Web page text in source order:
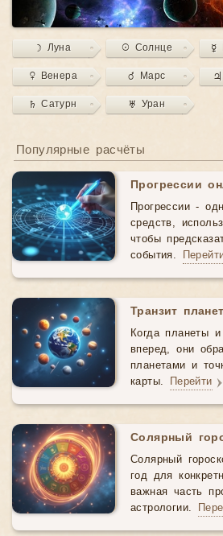
☽ Луна ☉ Солнце ☿
♀ Венера ♂ Марс ♃
♄ Сатурн ♅ Уран
Популярные расчёты
Прогрессии
Прогрессии -
средств,
чтобы
события.
Транзит
Когда планеты
вперед, они
планетами и
карты. Перейти
Солярный
Солярный
год для
важная часть
астрологии.